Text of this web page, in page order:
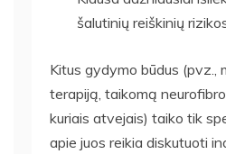
šalutinių reiškinių
Kitus gydymo būdus (pvz.,
terapiją, taikomą
kuriais atvejais) taiko tik
apie juos reikia diskutuoti